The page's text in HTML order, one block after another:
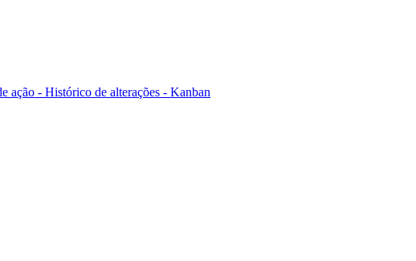
ação - Histórico de alterações - Kanban